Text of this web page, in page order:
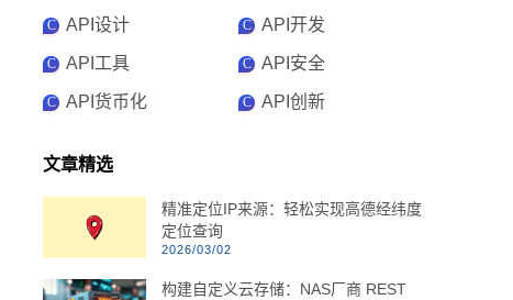
C API设计 C API开发
C API工具 C API安全
C API货币化 C API创新
文章精选
精准定位IP来源：轻松实现高德经纬度
定位查询
2026/03/02
构建自定义云存储：NAS厂商 REST